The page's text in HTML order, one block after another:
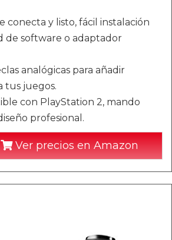
conecta y listo, fácil instalación
de software o adaptador
analógicas para añadir
tus juegos.
con PlayStation 2, mando
profesional.
Ver precios en Amazon